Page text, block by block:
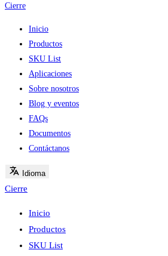
Cierre
Inicio
Productos
SKU List
Aplicaciones
Sobre nosotros
Blog y eventos
FAQs
Documentos
Contáctanos
Idioma
Cierre
Inicio
Productos
SKU List